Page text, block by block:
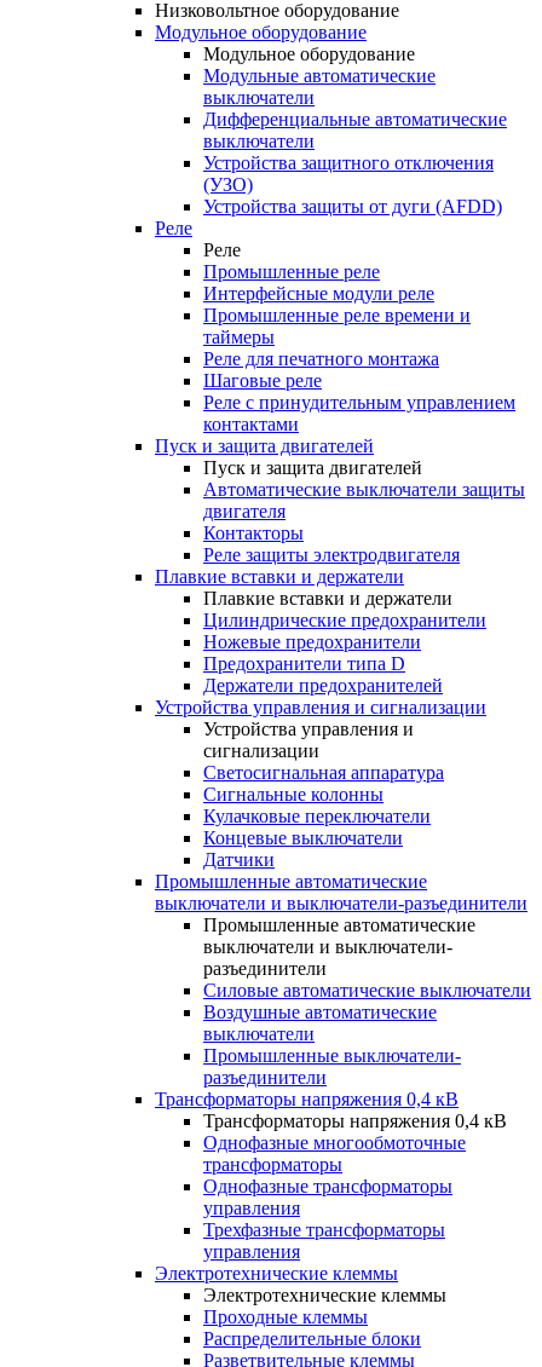
Низковольтное оборудование
Модульное оборудование
Модульное оборудование
Модульные автоматические
выключатели
Дифференциальные автоматические
выключатели
Устройства защитного отключения
(УЗО)
Устройства защиты от дуги (AFDD)
Реле
Реле
Промышленные реле
Интерфейсные модули реле
Промышленные реле времени и
таймеры
Реле для печатного монтажа
Шаговые реле
Реле с принудительным управлением
контактами
Пуск и защита двигателей
Пуск и защита двигателей
Автоматические выключатели защиты
двигателя
Контакторы
Реле защиты электродвигателя
Плавкие вставки и держатели
Плавкие вставки и держатели
Цилиндрические предохранители
Ножевые предохранители
Предохранители типа D
Держатели предохранителей
Устройства управления и сигнализации
Устройства управления и
сигнализации
Светосигнальная аппаратура
Сигнальные колонны
Кулачковые переключатели
Концевые выключатели
Датчики
Промышленные автоматические
выключатели и выключатели-разъединители
Промышленные автоматические
выключатели и выключатели-
разъединители
Силовые автоматические выключатели
Воздушные автоматические
выключатели
Промышленные выключатели-
разъединители
Трансформаторы напряжения 0,4 кВ
Трансформаторы напряжения 0,4 кВ
Однофазные многообмоточные
трансформаторы
Однофазные трансформаторы
управления
Трехфазные трансформаторы
управления
Электротехнические клеммы
Электротехнические клеммы
Проходные клеммы
Распределительные блоки
Разветвительные клеммы